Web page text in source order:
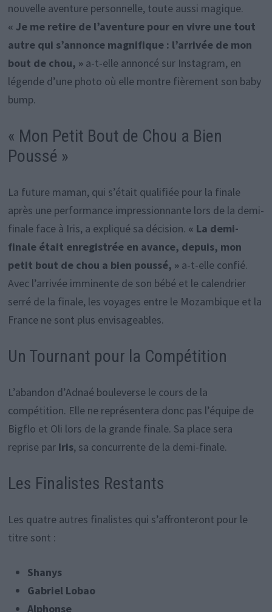
nouvelle aventure personnelle, toute aussi magique.
« Je me retire de l’aventure pour en vivre une tout
autre qui s’annonce magnifique : l’arrivée de mon
bout de chou, »a-t-elle annoncé sur Instagram, en
légende d’une photo où elle montre fièrement son baby
bump.
« Mon Petit Bout de Chou a Bien
Poussé »
La future maman, qui s’était qualifiée pour la finale
après une performance impressionnante lors de la demi-
finale face à Iris, a expliqué sa décision. « La demi-
finale était enregistrée en avance, depuis, mon
petit bout de chou a bien poussé, »a-t-elle confié.
Avec l’arrivée imminente de son bébé et le calendrier
serré de la finale, les voyages entre le Mozambique et la
France ne sont plus envisageables.
Un Tournant pour la Compétition
L’abandon d’Adnaé bouleverse le cours de la
compétition. Elle ne représentera donc pas l’équipe de
Bigflo et Oli lors de la grande finale. Sa place sera
reprise par Iris, sa concurrente de la demi-finale.
Les Finalistes Restants
Les quatre autres finalistes qui s’affronteront pour le
titre sont :
Shanys
Gabriel Lobao
Alphonse